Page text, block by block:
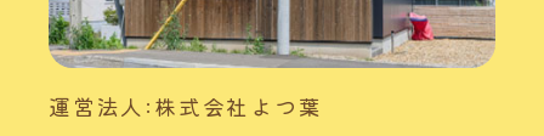
運営法人:株式会社よつ葉